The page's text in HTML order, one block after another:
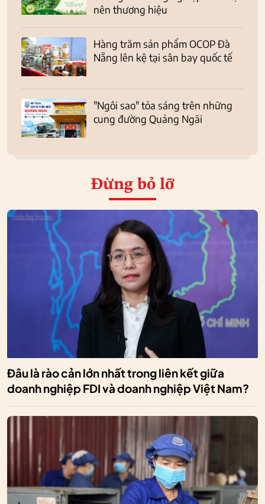
nên thương hiệu
Hàng trăm sản phẩm OCOP Đà
Nẵng lên kệ tại sân bay quốc tế
"Ngôi sao" tỏa sáng trên những
cung đường Quảng Ngãi
Đừng bỏ lỡ
Đâu là rào cản lớn nhất trong liên kết giữa
doanh nghiệp FDI và doanh nghiệp Việt Nam?